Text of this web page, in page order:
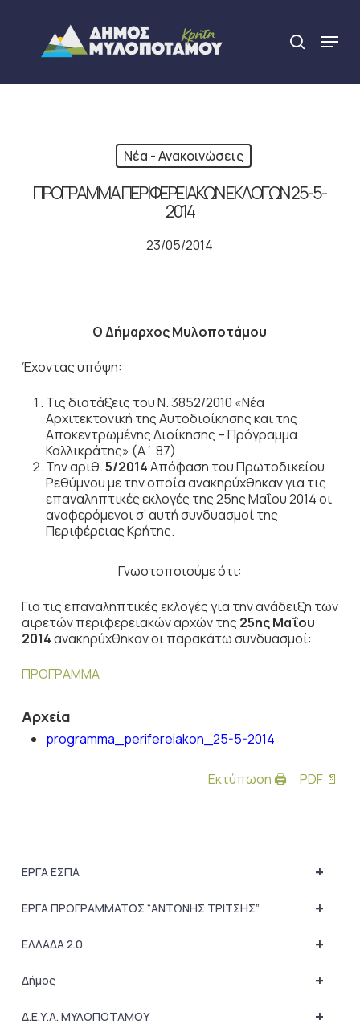
content
search
Menu
Νέα - Ανακοινώσεις
ΠΡΟΓΡΑΜΜΑ ΠΕΡΙΦΕΡΕΙΑΚΩΝ ΕΚΛΟΓΩΝ 25-5-
2014
23/05/2014
Ο Δήμαρχος Μυλοποτάμου
Έχοντας υπόψη:
Τις διατάξεις του Ν. 3852/2010 «Νέα
Αρχιτεκτονική της Αυτοδιοίκησης και της
Αποκεντρωμένης Διοίκησης – Πρόγραμμα
Καλλικράτης» (Α΄ 87).
Την αριθ.5/2014Απόφαση του Πρωτοδικείου
Ρεθύμνου με την οποία ανακηρύχθηκαν για τις
επαναληπτικές εκλογές της 25ης Μαΐου 2014 οι
αναφερόμενοι σ’ αυτή συνδυασμοί της
Περιφέρειας Κρήτης.
Γνωστοποιούμε ότι:
Για τις επαναληπτικές εκλογές για την ανάδειξη των
αιρετών περιφερειακών αρχών της 25ης Μαΐου
2014ανακηρύχθηκαν οι παρακάτω συνδυασμοί:
ΠΡΟΓΡΑΜΜΑ
Αρχεία
programma_perifereiakon_25-5-2014
Εκτύπωση 🖨 PDF 📄
+
ΕΡΓΑ ΕΣΠΑ
+
ΕΡΓΑ ΠΡΟΓΡΑΜΜΑΤΟΣ “ΑΝΤΩΝΗΣ ΤΡΙΤΣΗΣ”
+
ΕΛΛΑΔΑ 2.0
+
Δήμος
+
Δ.Ε.Υ.Α. ΜΥΛΟΠΟΤΑΜΟΥ
Close